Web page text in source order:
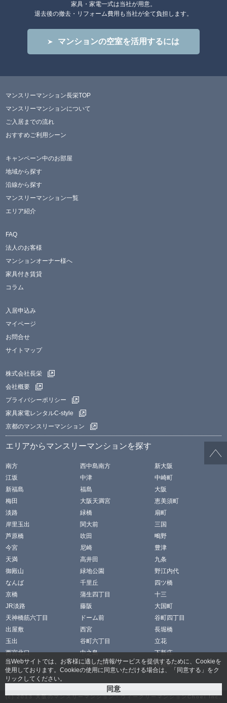
当Webサイトでは、お客様に適した情報/サービスを提供するために、Cookieを
使用しております。Cookieの使用に同意いただける場合は、「同意する」をク
リックしてください。
家具・家電一式は当社が用意。
退去後の撤去・リフォーム費用も当社が全て負担します。
マンションの空室を活用するには
マンスリーマンション長栄TOP
マンスリーマンションについて
ご入居までの流れ
おすすめご利用シーン
キャンペーン中のお部屋
地域から探す
沿線から探す
マンスリーマンション一覧
エリア紹介
FAQ
法人のお客様
マンションオーナー様へ
家具付き賃貸
コラム
入居申込み
マイページ
お問合せ
サイトマップ
株式会社長栄
会社概要
プライバシーポリシー
家具家電レンタルC-style
京都のマンスリーマンション
エリアからマンスリーマンションを探す
南方 西中島南方
新大阪
江坂
中津
中崎町
新福島
福島
大阪
梅田
大阪天満宮
恵美須町
淡路
緑橋
扇町
岸里玉出
関大前
三国
芦原橋
吹田
鴫野
今宮
尼崎
豊津
天満
高井田
九条
御殿山
緑地公園
野江内代
なんば
千里丘
四ツ橋
京橋
蒲生四丁目
十三
JR淡路
藤阪
大国町
天神橋筋六丁目
ドーム前
谷町四丁目
出屋敷
西宮
長堀橋
玉出
谷町六丁目
立花
西宮北口
中之島
下新庄
放出
阪神国道 松屋町
(c) 2013大阪のマンスリーマンション・ウィークリーマンションChoeiInc.